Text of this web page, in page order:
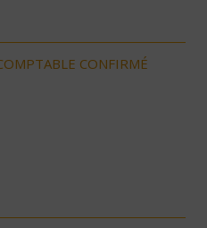
CONFIRMÉ